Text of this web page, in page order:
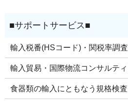
輸入税番(HSコード)・関税率調
輸入貿易・国際物流コンサルテ
食器類の輸入にともなう規格検